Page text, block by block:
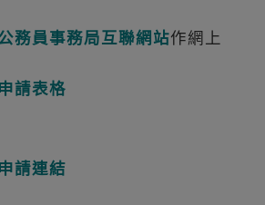
務員事務局互聯網站作網上
請表格
請連結